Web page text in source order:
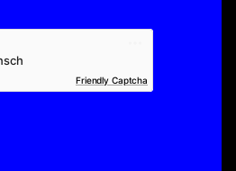
Friendly Captcha